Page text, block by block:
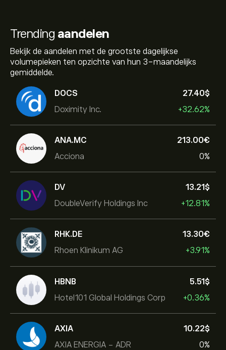
Trending aandelen
Bekijk de aandelen met de grootste dagelijkse
volumepieken ten opzichte van hun 3-maandelijks
gemiddelde.
DOCS
Doximity Inc.
27.40‎$‎
+32.62%
ANA.MC
Acciona
213.00‎€‎
0%
DV
DoubleVerify Holdings Inc
13.21‎$‎
+12.81%
RHK.DE
Rhoen Klinikum AG
13.30‎€‎
+3.91%
HBNB
Hotel101 Global Holdings Corp
5.51‎$‎
+0.36%
AXIA
AXIA ENERGIA - ADR
10.22‎$‎
0%